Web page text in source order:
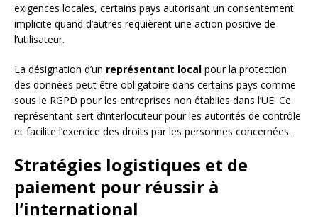
exigences locales, certains pays autorisant un consentement
implicite quand d’autres requièrent une action positive de
l’utilisateur.
La désignation d’un représentant local pour la protection
des données peut être obligatoire dans certains pays comme
sous le RGPD pour les entreprises non établies dans l’UE. Ce
représentant sert d’interlocuteur pour les autorités de contrôle
et facilite l’exercice des droits par les personnes concernées.
Stratégies logistiques et de
paiement pour réussir à
l’international